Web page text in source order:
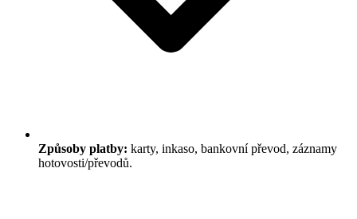
Způsoby platby: karty, inkaso, bankovní převod, záznamy
hotovosti/převodů.